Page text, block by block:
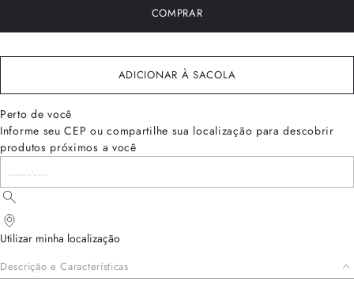
COMPRAR
ADICIONAR À SACOLA
Perto de você
Informe seu CEP ou compartilhe sua localização para descobrir
produtos próximos a você
Utilizar minha localização
Descrição e Características